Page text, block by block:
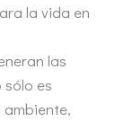
la vida en
las
es